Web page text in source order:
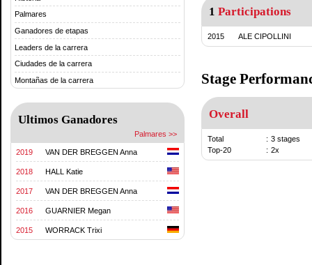
Palmares
Ganadores de etapas
Leaders de la carrera
Ciudades de la carrera
Montañas de la carrera
Ultimos Ganadores
Palmares >>
2019 VAN DER BREGGEN Anna
2018 HALL Katie
2017 VAN DER BREGGEN Anna
2016 GUARNIER Megan
2015 WORRACK Trixi
1 Participations
2015 ALE CIPOLLINI
Stage
Overall
Total : 3 stages
Top-20
: 2x